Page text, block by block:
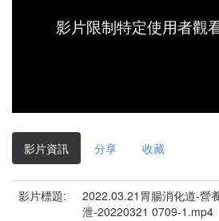
影片限制特定使用者觀
影片資訊 分享 收藏
影片標題:
2022.03.21胃腸消化道-營
泄-20220321 0709-1.mp4